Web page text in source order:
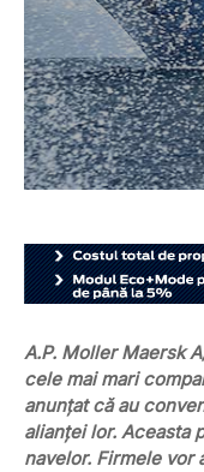
A.P. Moller Maersk
cele mai mari
anunţat că au
alianţei lor. Aceasta
navelor. Firmele vor